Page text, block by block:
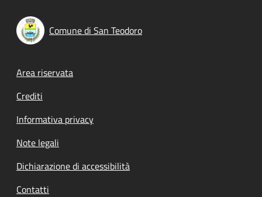
Comune di San Teodoro
Footer menu
Area riservata
Crediti
Informativa privacy
Note legali
Dichiarazione di accessibilità
Contatti